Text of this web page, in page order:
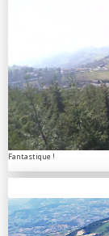
Fantastique !